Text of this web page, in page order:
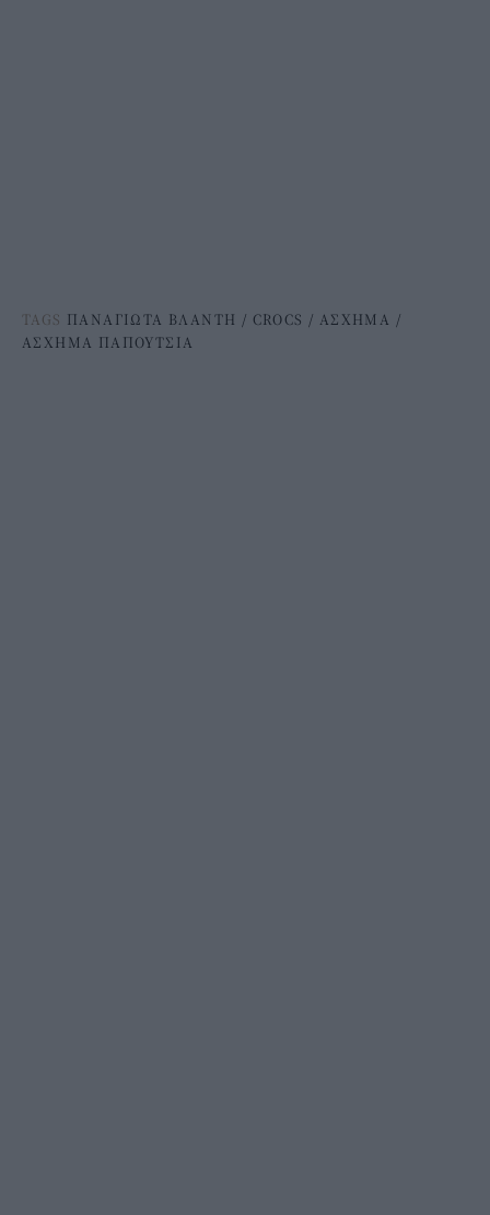
TAGS ΠΑΝΑΓΙΩΤΑ ΒΛΑΝΤΗ / CROCS / ΑΣΧΗΜΑ /
ΑΣΧΗΜΑ ΠΑΠΟΥΤΣΙΑ